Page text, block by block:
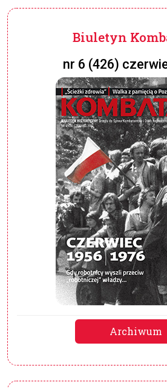
Biuletyn
nr 6 (426)
Archiwum